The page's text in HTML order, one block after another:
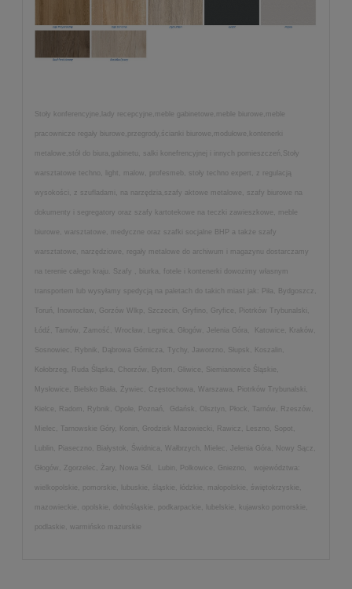
Stoły konferencyjne,lady recepcyjne,meble gabinetowe,meble biurowe,meble
pracownicze regały biurowe,przegrody,ścianki biurowe,modułowe,kontenerki
metalowe,stół do biura,gabinetu, salki konefrencyjnej i innych pomieszczeń,Stoły
warsztatowe techno, light, malow, profesmeb, stoły techno expert, z regulacją
wysokości, z szufladami, na narzędzia,szafy aktowe metalowe, szafy biurowe na
dokumenty i segregatory oraz szafy kartotekowe na teczki zawieszkowe, meble
biurowe, warsztatowe, medyczne oraz szafki socjalne BHP a także szafy
warsztatowe, narzędziowe, regały metalowe do archiwum i magazynu dostarczamy
na terenie całego kraju. Szafy , biurka, fotele i kontenerki dowozimy własnym
transportem lub wysyłamy spedycją na paletach do takich miast jak: Piła, Bydgoszcz,
Toruń, Inowrocław, Gorzów Wlkp, Szczecin, Gryfino, Gryfice, Piotrków Trybunalski,
Łódź, Tarnów, Zamość, Wrocław, Legnica, Głogów, Jelenia Góra, Katowice, Kraków,
Sosnowiec, Rybnik, Dąbrowa Górnicza, Tychy, Jaworzno, Słupsk, Koszalin,
Kołobrzeg, Ruda Śląska, Chorzów, Bytom, Gliwice, Siemianowice Śląskie,
Mysłowice, Bielsko Biała, Żywiec, Częstochowa, Warszawa, Piotrków Trybunalski,
Kielce, Radom, Rybnik, Opole, Poznań, Gdańsk, Olsztyn, Płock, Tarnów, Rzeszów,
Mielec, Tarnowskie Góry, Konin, Grodzisk Mazowiecki, Rawicz, Leszno, Sopot,
Lublin, Piaseczno, Białystok, Świdnica, Wałbrzych, Mielec, Jelenia Góra, Nowy Sącz,
Głogów, Zgorzelec, Żary, Nowa Sól, Lubin, Polkowice, Gniezno, województwa:
wielkopolskie, pomorskie, lubuskie, śląskie, łódzkie, małopolskie, świętokrzyskie,
mazowieckie, opolskie, dolnośląskie, podkarpackie, lubelskie, kujawsko pomorskie,
podlaskie, warmińsko mazurskie